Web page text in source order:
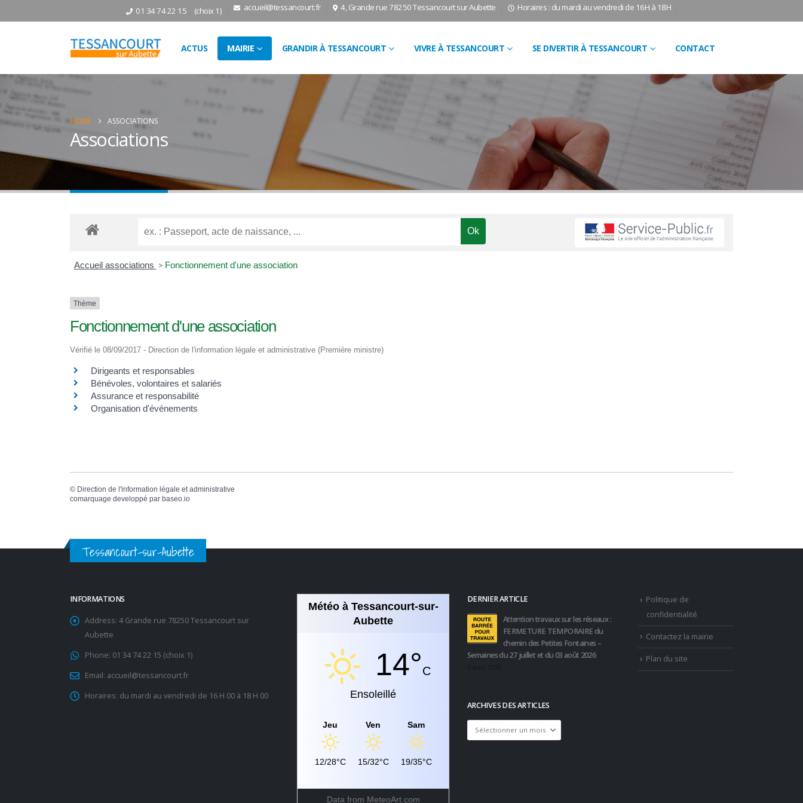
01 34 74 22 15 (choix 1) accueil@tessancourt.fr 4, Grande rue 78250 Tessancourt sur Aubette Horaires : du mardi au vendredi de 16H à 18H
ACTUS MAIRIE GRANDIR À TESSANCOURT VIVRE À TESSANCOURT SE DIVERTIR À TESSANCOURT CONTACT
HOME ASSOCIATIONS
Associations
Accueil associations > Fonctionnement d'une association
Thème
Fonctionnement d'une association
Vérifié le 08/09/2017 - Direction de l'information légale et administrative (Première ministre)
Dirigeants et responsables
Bénévoles, volontaires et salariés
Assurance et responsabilité
Organisation d'événements
© Direction de l'information légale et administrative
comarquage developpé par baseo.io
Tessancourt-sur-Aubette
INFORMATIONS
Address: 4 Grande rue 78250 Tessancourt sur
Aubette
Phone: 01 34 74 22 15 (choix 1)
Email: accueil@tessancourt.fr
Horaires: du mardi au vendredi de 16 H 00 à 18 H 00
Météo à Tessancourt-sur-
Aubette
14°C
Ensoleillé
Jeu
12/28°C
Ven
15/32°C
Sam
19/35°C
Data from MeteoArt.com
DERNIER ARTICLE
Attention travaux sur les réseaux :
FERMETURE TEMPORAIRE du
chemin des Petites Fontaines –
Semaines du 27 juillet et du 03 août 2026
ARCHIVES DES ARTICLES
Archives
des
Politique de
confidentialité
Contactez la mairie
Plan du site